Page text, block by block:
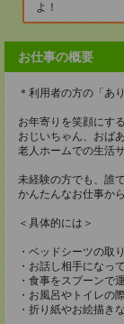
よ！
お仕事の概要
＊利用者の方の「あ
お年寄りを笑顔にす
おじいちゃん、おば
老人ホームでの生活
未経験の方でも、誰
かんたんなお仕事か
＜具体的には＞
・ベッドシーツの取
・お話し相手になっ
・食事をスプーンで
・お風呂やトイレの
・折り紙やお絵描き